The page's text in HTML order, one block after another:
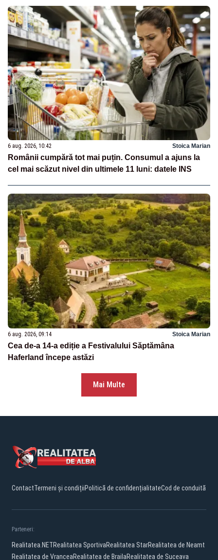
6 aug. 2026, 10:42 Stoica Marian
Românii cumpără tot mai puțin. Consumul a ajuns la
cel mai scăzut nivel din ultimele 11 luni: datele INS
6 aug. 2026, 09:14 Stoica Marian
Cea de-a 14-a ediție a Festivalului Săptămâna
Haferland începe astăzi
Mai Multe
ContactTermeni și condițiiPolitică de confidențialitateCod de conduită
Parteneri:
Realitatea.NETRealitatea SportivaRealitatea StarRealitatea de Neamt
Realitatea de VranceaRealitatea de BrailaRealitatea de Suceava